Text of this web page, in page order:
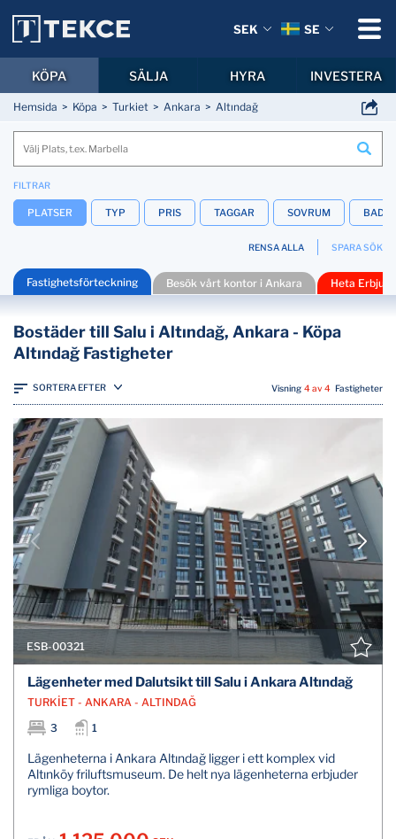
Hemsida Köpa Turkiet Ankara Altındağ
FILTRAR
PLATSER TYP PRIS TAGGAR SOVRUM
RENSA ALLA SPARA SÖK
Fastighetsförteckning Besök vårt kontor i Ankara Heta
Bostäder till Salu i Altındağ, Ankara - Köpa
Altındağ Fastigheter
SORTERA EFTER Visning 4 av 4 Fastigheter
ESB-00321
Lägenheter med Dalutsikt till Salu i Ankara Altındağ
TURKİET - ANKARA - ALTINDAĞ
3
1
Lägenheterna i Ankara Altındağ ligger i ett komplex vid
Altınköy friluftsmuseum. De helt nya lägenheterna erbjuder
rymliga boytor.
SEK SE
KÖPA SÄLJA HYRA INVESTERA